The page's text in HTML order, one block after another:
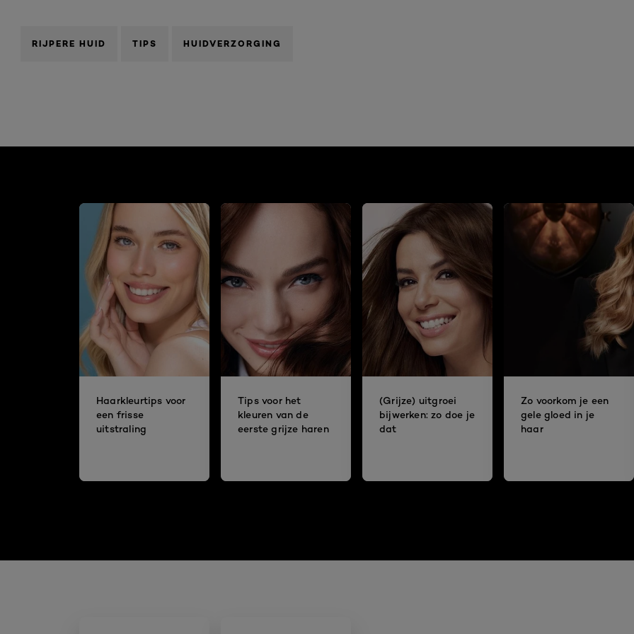
RIJPERE HUID TIPS HUIDVERZORGING
Haarkleurtips voor
een frisse
uitstraling
Tips voor het
kleuren van de
eerste grijze haren
(Grijze) uitgroei
bijwerken: zo doe je
dat
Zo voorkom je een
gele gloed in je
haar